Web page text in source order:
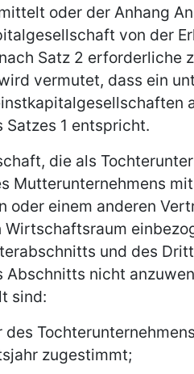
oder der Anhang
von der
Satz 2 erforderliche
vermutet, dass ein
Satzes 1 entspricht.
die als
Mutterunternehmens
oder einem anderen
Wirtschaftsraum
und des
nicht
sind:
zugestimmt;